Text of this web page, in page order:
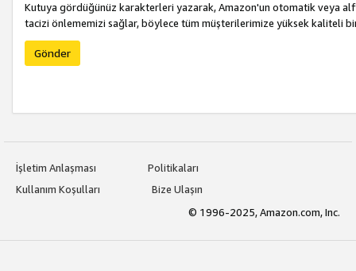
Kutuya gördüğünüz karakterleri yazarak, Amazon'un otomatik veya
tacizi önlememizi sağlar, böylece tüm müşterilerimize yüksek kaliteli
Gönder
İşletim Anlaşması
Politikaları
Kullanım Koşulları
Bize Ulaşın
© 1996-2025, Amazon.com, Inc.